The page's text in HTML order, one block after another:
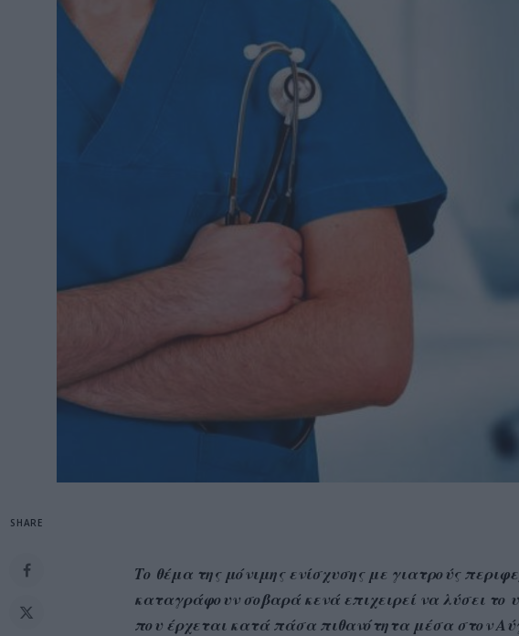
SHARE
Το θέμα της μόνιμης ενίσχυσης με γιατρούς
καταγράφουν σοβαρά κενά επιχειρεί να λύσει το
που έρχεται κατά πάσα πιθανότητα μέσα στον